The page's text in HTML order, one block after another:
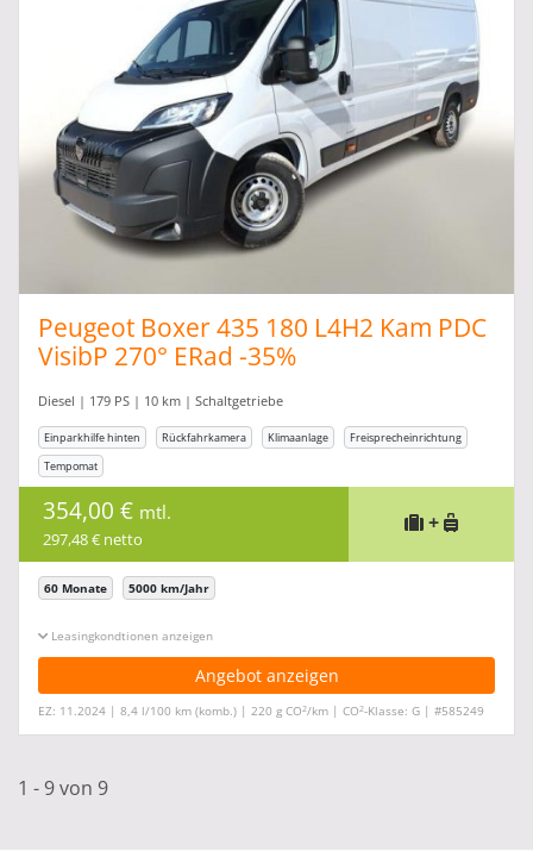
Peugeot Boxer 435 180 L4H2 Kam PDC
VisibP 270° ERad -35%
Diesel | 179 PS | 10 km | Schaltgetriebe
Einparkhilfe hinten Rückfahrkamera Klimaanlage
Freisprecheinrichtung
Tempomat
354,00 € mtl.
297,48 € netto
+
60 Monate 5000 km/Jahr
Leasingkonditionen ein-/ausblenden
Angebot anzeigen
EZ: 11.2024 | 8,4 l/100 km (komb.) | 220 g CO2/km | CO2-Klasse: G | #585249
1 - 9 von 9